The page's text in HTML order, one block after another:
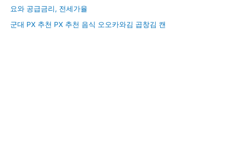
요와 공급금리, 전세가율
군대 PX 추천 PX 추천 음식 오오카와김 곱창김 캔